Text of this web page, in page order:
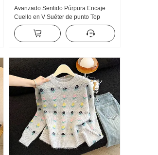
Avanzado Sentido Púrpura Encaje
Cuello en V Suéter de punto Top
Mujer Otoño e invierno ESTILO
OCCIDENTAL Interior Partido
Mapache Pelo Suéter Camiseta